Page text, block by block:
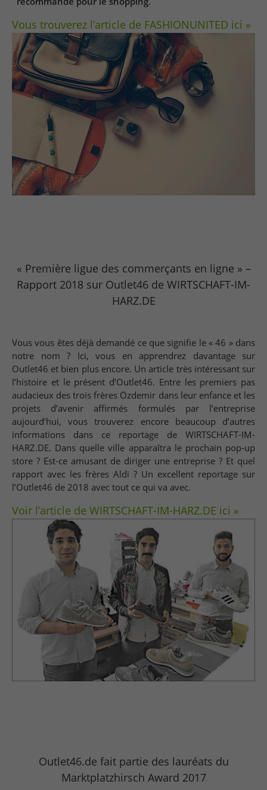
Vous trouverez l’article de FASHIONUNITED ici »
« Première ligue des commerçants en ligne » –
Rapport 2018 sur Outlet46 de WIRTSCHAFT-IM-
HARZ.DE
Vous vous êtes déjà demandé ce que signifie le « 46 » dans
notre nom ? Ici, vous en apprendrez davantage sur
Outlet46 et bien plus encore. Un article très intéressant sur
l’histoire et le présent d’Outlet46. Entre les premiers pas
audacieux des trois frères Özdemir dans leur enfance et les
projets d’avenir affirmés formulés par l’entreprise
aujourd’hui, vous trouverez encore beaucoup d’autres
informations dans ce reportage de WIRTSCHAFT-IM-
HARZ.DE. Dans quelle ville apparaîtra le prochain pop-up
store ? Est-ce amusant de diriger une entreprise ? Et quel
rapport avec les frères Aldi ? Un excellent reportage sur
l’Outlet46 de 2018 avec tout ce qui va avec.
Voir l’article de WIRTSCHAFT-IM-HARZ.DE ici »
Outlet46.de fait partie des lauréats du
Marktplatzhirsch Award 2017